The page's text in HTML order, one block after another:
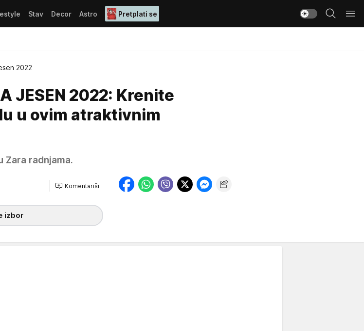
Stav Decor Astro Pretplati se
2022
JESEN 2022: Krenite
u ovim atraktivnim
Zara radnjama.
Komentariši
izbor